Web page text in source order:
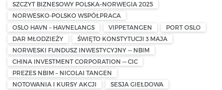
SZCZYT BIZNESOWY POLSKA–NORWEGIA 2025
NORWESKO-POLSKO WSPÓŁPRACA
OSLO HAVN – HAVNELANGS
VIPPETANGEN
PORT OSLO
DAR MŁODZIEŻY
ŚWIĘTO KONSTYTUCJI 3 MAJA
NORWESKI FUNDUSZ INWESTYCYJNY — NBIM
CHINA INVESTMENT CORPORATION — CIC
PREZES NBIM – NICOLAI TANGEN
NOTOWANIA I KURSY AKCJI
SESJA GIEŁDOWA